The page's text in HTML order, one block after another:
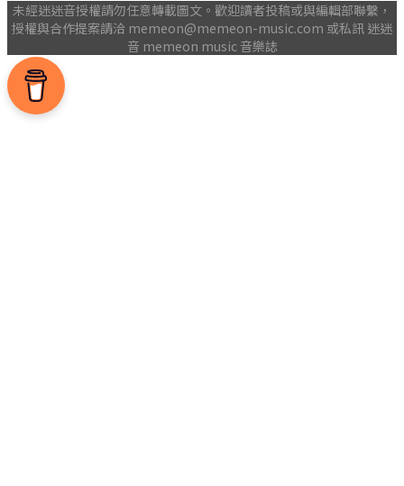
未經迷迷音授權請勿任意轉載圖文。歡迎讀者投稿或與編輯部聯繫，
授權與合作提案請洽 memeon@memeon-music.com 或私訊 迷迷
音 memeon music 音樂誌